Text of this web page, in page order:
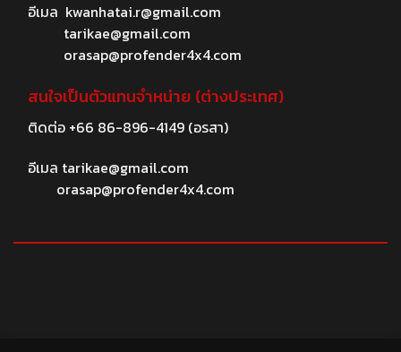
อีเมล kwanhatai.r@gmail.com
tarikae@gmail.com
orasap@profender4x4.com
สนใจเป็นตัวแทนจำหน่าย (ต่างประเทศ)
ติดต่อ +66 86-896-4149(อรสา)
อีเมล tarikae@gmail.com
orasap@profender4x4.com